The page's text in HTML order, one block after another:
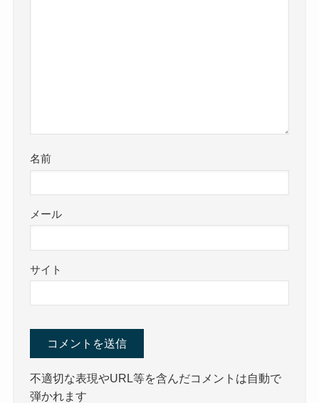
名前
メール
サイト
不適切な表現やURL等を含んだコメントは自動で
弾かれます